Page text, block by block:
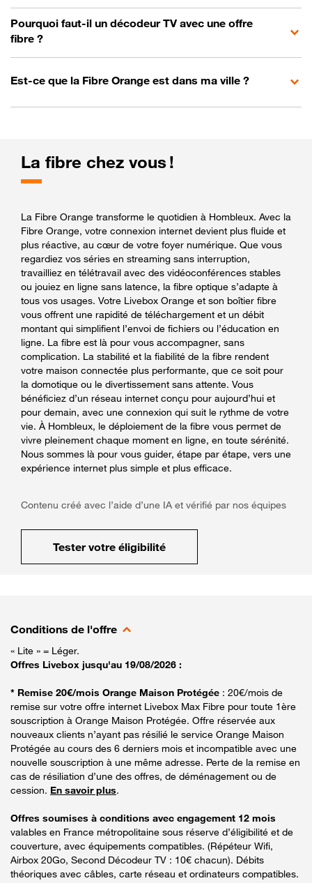
Pourquoi faut-il un décodeur TV avec une offre
fibre ?
Est-ce que la Fibre Orange est dans ma ville ?
La fibre chez vous !
La Fibre Orange transforme le quotidien à Hombleux. Avec la
Fibre Orange, votre connexion internet devient plus fluide et
plus réactive, au cœur de votre foyer numérique. Que vous
regardiez vos séries en streaming sans interruption,
travailliez en télétravail avec des vidéoconférences stables
ou jouiez en ligne sans latence, la fibre optique s’adapte à
tous vos usages. Votre Livebox Orange et son boîtier fibre
vous offrent une rapidité de téléchargement et un débit
montant qui simplifient l’envoi de fichiers ou l’éducation en
ligne. La fibre est là pour vous accompagner, sans
complication. La stabilité et la fiabilité de la fibre rendent
votre maison connectée plus performante, que ce soit pour
la domotique ou le divertissement sans attente. Vous
bénéficiez d’un réseau internet conçu pour aujourd’hui et
pour demain, avec une connexion qui suit le rythme de votre
vie. À Hombleux, le déploiement de la fibre vous permet de
vivre pleinement chaque moment en ligne, en toute sérénité.
Nous sommes là pour vous guider, étape par étape, vers une
expérience internet plus simple et plus efficace.
Contenu créé avec l’aide d’une IA et vérifié par nos équipes
Tester votre éligibilité
Conditions de l'offre
« Lite » = Léger.
Offres Livebox jusqu'au 19/08/2026 :
* Remise 20€/mois Orange Maison Protégée : 20€/mois de
remise sur votre offre internet Livebox Max Fibre pour toute 1ère
souscription à Orange Maison Protégée. Offre réservée aux
nouveaux clients n’ayant pas résilié le service Orange Maison
Protégée au cours des 6 derniers mois et incompatible avec une
nouvelle souscription à une même adresse. Perte de la remise en
cas de résiliation d’une des offres, de déménagement ou de
cession. En savoir plus.
Offres soumises à conditions avec engagement 12 mois
valables en France métropolitaine sous réserve d’éligibilité et de
couverture, avec équipements compatibles. (Répéteur Wifi,
Airbox 20Go, Second Décodeur TV : 10€ chacun). Débits
théoriques avec câbles, carte réseau et ordinateurs compatibles.